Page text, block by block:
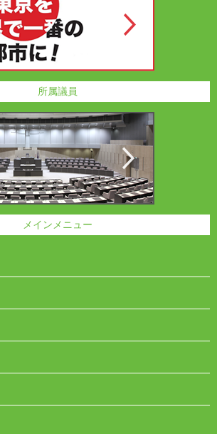
所属議員
メインメニュー